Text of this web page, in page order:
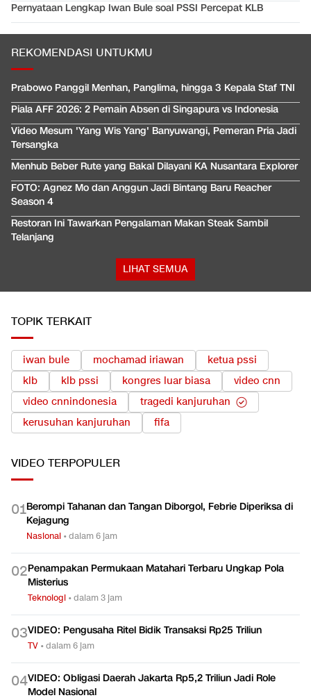
Pernyataan Lengkap Iwan Bule soal PSSI Percepat KLB
REKOMENDASI UNTUKMU
Prabowo Panggil Menhan, Panglima, hingga 3 Kepala Staf TNI
Piala AFF 2026: 2 Pemain Absen di Singapura vs Indonesia
Video Mesum 'Yang Wis Yang' Banyuwangi, Pemeran Pria Jadi
Tersangka
Menhub Beber Rute yang Bakal Dilayani KA Nusantara Explorer
FOTO: Agnez Mo dan Anggun Jadi Bintang Baru Reacher
Season 4
Restoran Ini Tawarkan Pengalaman Makan Steak Sambil
Telanjang
LIHAT SEMUA
TOPIK TERKAIT
iwan bule mochamad iriawan
ketua pssi
klb
klb pssi kongres luar biasa
video cnn
video cnnindonesia
tragedi kanjuruhan
kerusuhan kanjuruhan
fifa
VIDEO TERPOPULER
01Berompi Tahanan dan Tangan Diborgol, Febrie Diperiksa di
Kejagung
Nasional •dalam 6 jam
02Penampakan Permukaan Matahari Terbaru Ungkap Pola
Misterius
Teknologi •dalam 3 jam
03VIDEO: Pengusaha Ritel Bidik Transaksi Rp25 Triliun
TV •dalam 6 jam
04VIDEO: Obligasi Daerah Jakarta Rp5,2 Triliun Jadi Role
Model Nasional